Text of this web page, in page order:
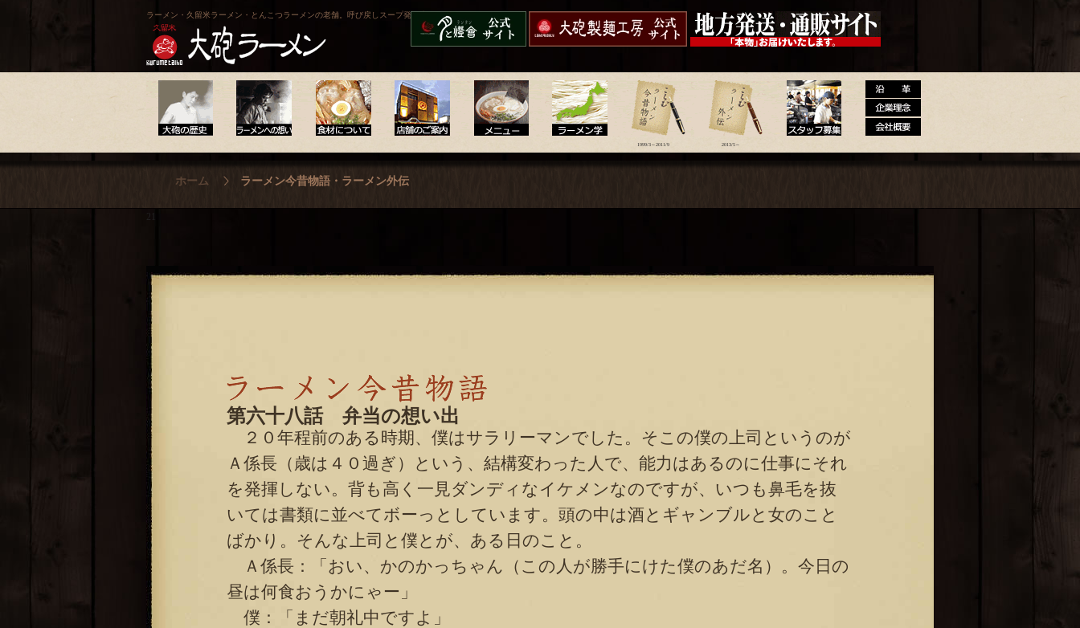
ラーメン・久留米ラーメン・とんこつラーメンの老舗。呼び戻しスープ発祥店。
燈會ランタン”
配送】
大砲の歴史 ラーメンへの想い 食材について 店舗のご案内 メニュー ラーメン学 ラーメン今昔物語
1999/3～2011/9
ラーメン外伝
2013/5～
スタッフ募集 沿革
ホーム ラーメン今昔物語・ラーメン外伝
21
第六十八話 弁当の想い出
２０年程前のある時期、僕はサラリーマンでした。そこの僕の上司というのが
Ａ係長（歳は４０過ぎ）という、結構変わった人で、能力はあるのに仕事にそれ
を発揮しない。背も高く一見ダンディなイケメンなのですが、いつも鼻毛を抜
いては書類に並べてボーっとしています。頭の中は酒とギャンブルと女のこと
ばかり。そんな上司と僕とが、ある日のこと。
Ａ係長：「おい、かのかっちゃん（この人が勝手にけた僕のあだ名）。今日の
昼は何食おうかにゃー」
僕：「まだ朝礼中ですよ」